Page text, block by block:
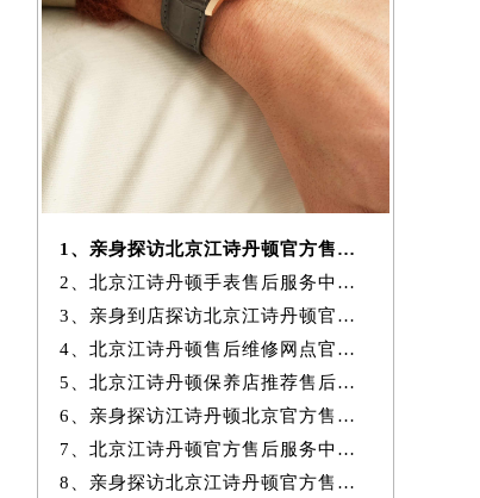
1、亲身探访北京江诗丹顿官方售后服务中心｜服务电话及完整官方地址（20
2、北京江诗丹顿手表售后服务中心提供专业维修保养服务权威公示（2026
3、亲身到店探访北京江诗丹顿官方售后服务中心｜最新热线和全部网点地
4、北京江诗丹顿售后维修网点官方服务指南权威公示（2026年7月最新）
5、北京江诗丹顿保养店推荐售后保养服务权威公示（2026年7月最新）
6、亲身探访江诗丹顿北京官方售后服务中心｜地址与24小时服务电话（2026
7、北京江诗丹顿官方售后服务中心｜最新地址与24小时售后热线权威信息
8、亲身探访北京江诗丹顿官方售后服务中心｜完整网点地址与服务电话（20